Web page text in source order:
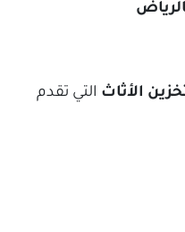
الأثاث التي تقدم